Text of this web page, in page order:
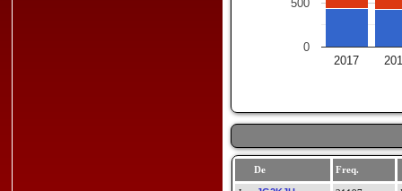
2017
0
500
De Freq.